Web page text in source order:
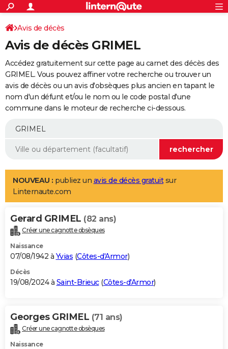
ACTUALITÉS
Politique
Société
Faits Divers
Education
Monde
Villes
+
SPORT
Coupe du monde 2026
Football
Tennis
Cyclisme
Rugby
Forum
Programme TV
TNT
Streaming
Cinéma
Sorties cinéma
Musique
+
FINANCE
Retraite
Epargne
Immobilier
Risques naturels par ville
Banque
Assurance
AUTO
Essais
Réserver un essai
Citadines
Berlines
SUV
Forum auto
+
Mobiles
Meilleur smartphone
Internet
Ordinateurs
Jeux vidéo
Guide high-tech
Aménagement intérieur
LIFESTYLE
Art de vivre
Bien-être
Loisirs
Mode
Modes de vie
Alimentation
Guide de la santé
Maladies
Médicaments
Sommeil
VOYAGE
Destinations
City break
Voyage nature
Voyage de noces
Forum
Climat
+PHOTO
GUIDES D'ACHAT
BONS PLANS
Carte de Noël
Carte Bonne année
Carte Saint-Valentin
Carte Pâques
Carte d'anniversaire
DICTIONNAIRE
Dictionnaire
Biographies
Citations
Expressions
Proverbes
PROGRAMME TV
Avis de décès
Avis de décès GRIMEL
Accédez gratuitement sur cette page au carnet des décès des
GRIMEL. Vous pouvez affiner votre recherche ou trouver un
avis de décès ou un avis d'obsèques plus ancien en tapant le
nom d'un défunt et/ou le nom ou le code postal d'une
commune dans le moteur de recherche ci-dessous.
NOUVEAU : publiez un avis de décès gratuitsur
Linternaute.com
Gerard GRIMEL (82 ans)
Créer une cagnotte obsèques
Naissance
07/08/1942 à Yvias (Côtes-d'Armor)
Décès
19/08/2024 à Saint-Brieuc(Côtes-d'Armor)
Georges GRIMEL (71 ans)
Créer une cagnotte obsèques
Naissance